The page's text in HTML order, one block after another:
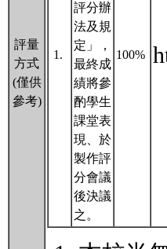
評量
方式
(僅供
參考)
1.
評分辦
法及規
定」，
最終成
績將參
酌學生
課堂表
現、於
製作評
分會議
後決議
之。
100%